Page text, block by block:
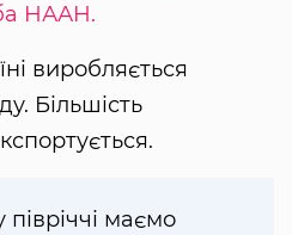
НААН.
виробляється
Більшість
маємо